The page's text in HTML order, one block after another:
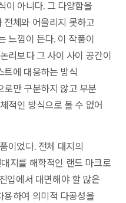
이 아니다. 그 다양함을
전체와 어울리지 못하고
느낌이 든다. 이 작품이
리보다 그 사이 사이 공간이
트에 대응하는 방식
로만 구분하지 않고 부분
적인 방식으로 볼 수 없어
이었다. 전체 대지의
지를 해학적인 랜드 마크로
입에서 대면해야 할 많은
용하여 의미적 다공성을